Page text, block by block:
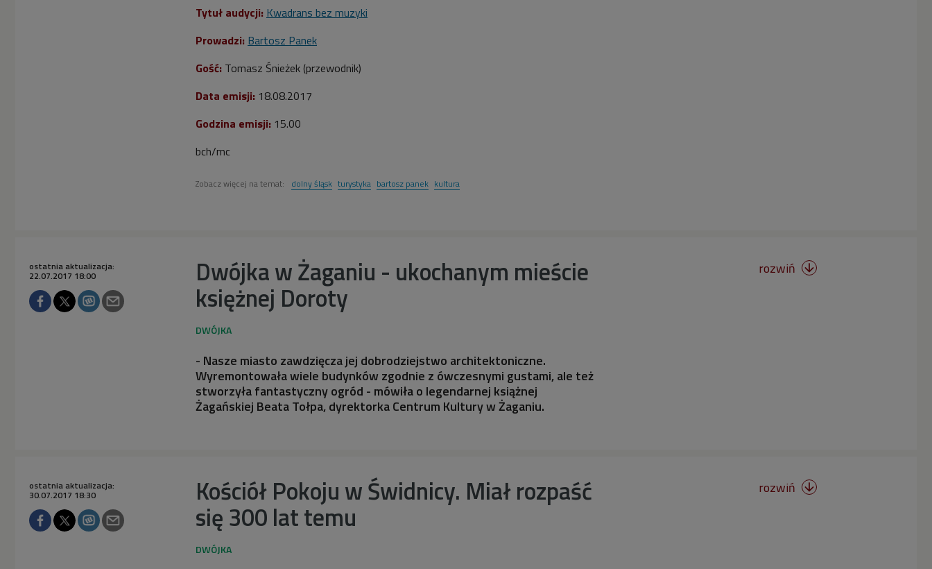
Tytuł audycji: Kwadrans bez muzyki
Prowadzi: Bartosz Panek
Gość: Tomasz Śnieżek (przewodnik)
Data emisji: 18.08.2017
Godzina emisji: 15.00
bch/mc
Zobacz więcej na temat: dolny śląsk turystyka bartosz panek kultura
Dwójka w Żaganiu - ukochanym mieście
księżnej Doroty
ostatnia aktualizacja:
22.07.2017 18:00
- Nasze miasto zawdzięcza jej dobrodziejstwo architektoniczne.
Wyremontowała wiele budynków zgodnie z ówczesnymi gustami, ale też
stworzyła fantastyczny ogród - mówiła o legendarnej książnej
Żagańskiej Beata Tołpa, dyrektorka Centrum Kultury w Żaganiu.
rozwiń 
Kościół Pokoju w Świdnicy. Miał rozpaść
się 300 lat temu
ostatnia aktualizacja:
30.07.2017 18:30 rozwiń 